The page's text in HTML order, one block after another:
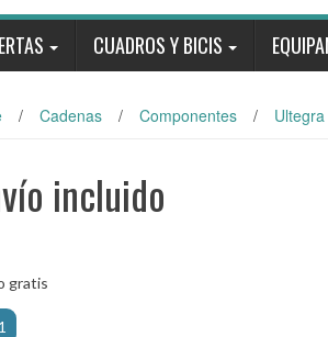
CUADROS Y BICIS
/ Cadenas / Componentes / Ultegra
incluido
gratis